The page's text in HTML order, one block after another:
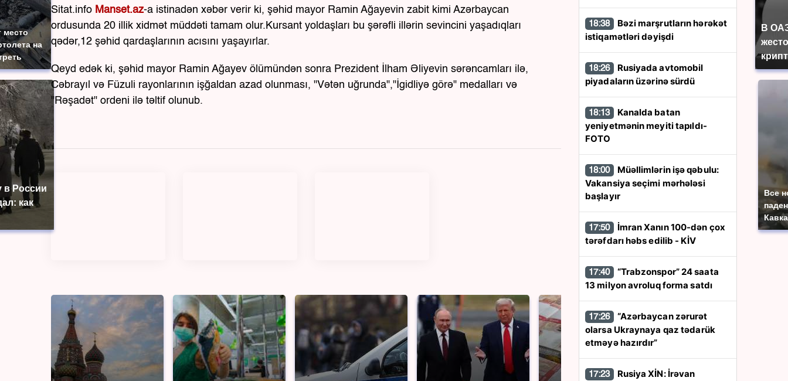
место
на
в России
как
В
Все
Sitat.info Manset.az-a istinadən xəbər verir ki, şəhid mayor Ramin Ağayevin zabit kimi Azərbaycan
ordusunda 20 illik xidmət müddəti tamam olur.Kursant yoldaşları bu şərəfli illərin sevincini yaşadıqları
qədər,12 şəhid qardaşlarının acısını yaşayırlar.
Qeyd edək ki, şəhid mayor Ramin Ağayev ölümündən sonra Prezident İlham Əliyevin sərəncamları ilə,
Cəbrayıl və Füzuli rayonlarının işğaldan azad olunması, "Vətən uğrunda","İgidliyə görə" medalları və
"Rəşadət" ordeni ilə təltif olunub.
18:38
istiqamətləri dəyişdi
18:26
piyadaların üzərinə sürdü
18:13
yeniyetmənin meyiti tapıldı-
FOTO
18:00
Vakansiya seçimi mərhələsi
başlayır
17:50
tərəfdarı həbs edilib - KİV
17:40
13 milyon avroluq forma satdı
17:26
olarsa Ukraynaya qaz tədarük
etməyə hazırdır”
17:23